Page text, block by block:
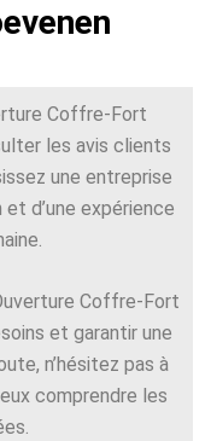
Coffre-Fort
les avis clients
une entreprise
d’une expérience
Coffre-Fort
et garantir une
n’hésitez pas à
comprendre les